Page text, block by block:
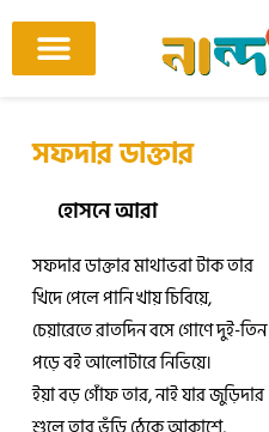
content
সফদার ডাক্তার
হোসনে আরা
সফদার ডাক্তার মাথাভরা টাক তার
খিদে পেলে পানি খায় চিবিয়ে,
চেয়ারেতে রাতদিন বসে গোণে দুই-তিন
পড়ে বই আলোটারে নিভিয়ে।
ইয়া বড় গোঁফ তার, নাই যার জুড়িদার